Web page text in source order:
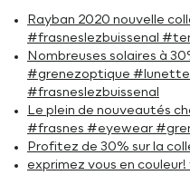
Rayban 2020 nouvelle
#frasneslezbuissenal
Nombreuses solaires à
#grenezoptique
#frasneslezbuissenal
Le plein de nouveautés
#frasnes #eyewear
Profitez de 30% sur la
exprimez vous en